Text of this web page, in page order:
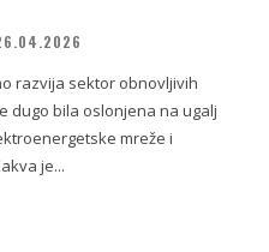
razvija sektor obnovljivih
dugo bila oslonjena na ugalj
mreže i
je...